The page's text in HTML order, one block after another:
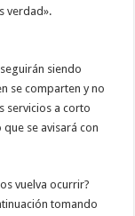
verdad».
siendo
se comparten y no
servicios a corto
se avisará con
vuelva ocurrir?
tomando